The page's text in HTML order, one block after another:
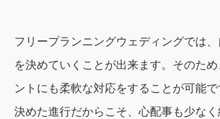
フリープランニングウェディングでは
を決めていくことが出来ます。そのた
ントにも柔軟な対応をすることが可能
決めた進行だからこそ、心配事も少なく